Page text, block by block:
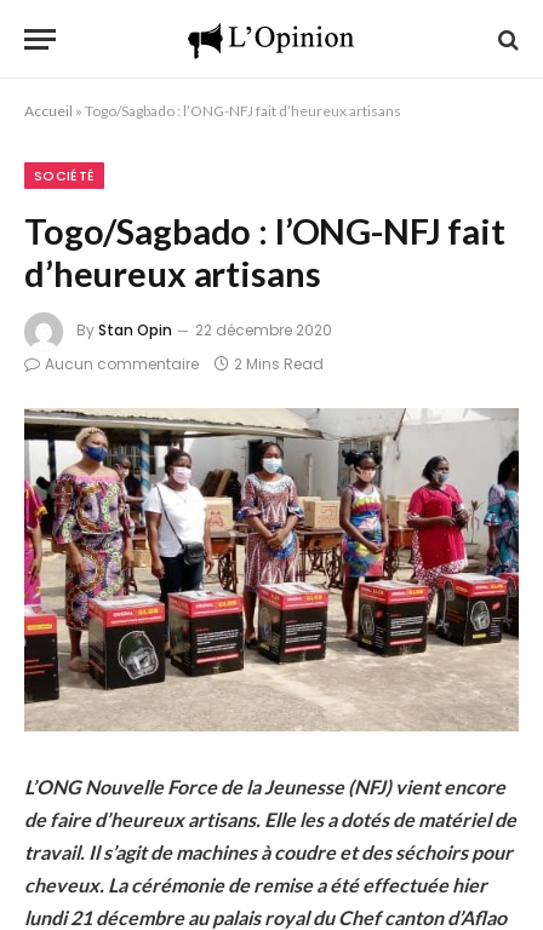
Accueil » Togo/Sagbado : l’ONG-NFJ fait d’heureux artisans
SOCIÉTÉ
Togo/Sagbado : l’ONG-NFJ fait
d’heureux artisans
ByStan Opin
22 décembre 2020
Aucun commentaire
2 Mins Read
L’ONG Nouvelle Force de la Jeunesse (NFJ) vient encore
de faire d’heureux artisans. Elle les a dotés de matériel de
travail. Il s’agit de machines à coudre et des séchoirs pour
cheveux. La cérémonie de remise a été effectuée hier
lundi 21 décembre au palais royal du Chef canton d’Aflao